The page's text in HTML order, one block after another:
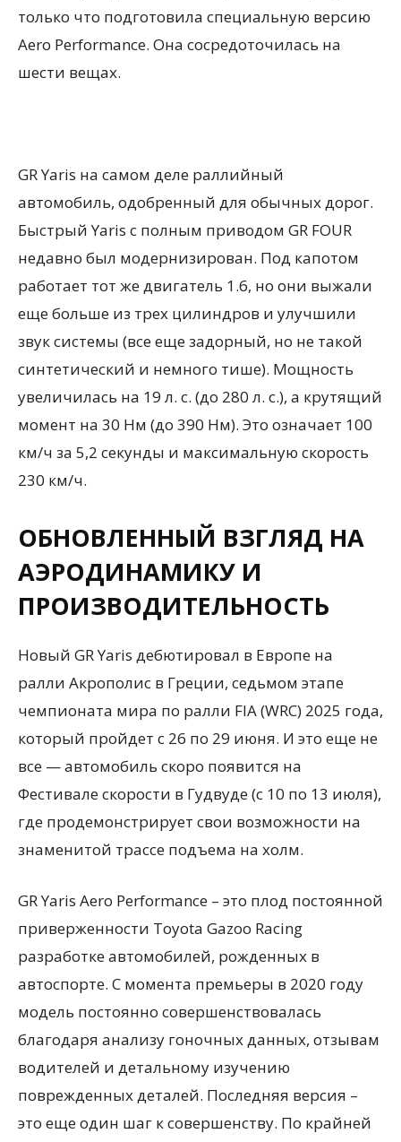
только что подготовила специальную версию
Aero Performance. Она сосредоточилась на
шести вещах.
GR Yaris на самом деле раллийный
автомобиль, одобренный для обычных дорог.
Быстрый Yaris с полным приводом GR FOUR
недавно был модернизирован. Под капотом
работает тот же двигатель 1.6, но они выжали
еще больше из трех цилиндров и улучшили
звук системы (все еще задорный, но не такой
синтетический и немного тише). Мощность
увеличилась на 19 л. с. (до 280 л. с.), а крутящий
момент на 30 Нм (до 390 Нм). Это означает 100
км/ч за 5,2 секунды и максимальную скорость
230 км/ч.
ОБНОВЛЕННЫЙ ВЗГЛЯД НА
АЭРОДИНАМИКУ И
ПРОИЗВОДИТЕЛЬНОСТЬ
Новый GR Yaris дебютировал в Европе на
ралли Акрополис в Греции, седьмом этапе
чемпионата мира по ралли FIA (WRC) 2025 года,
который пройдет с 26 по 29 июня. И это еще не
все — автомобиль скоро появится на
Фестивале скорости в Гудвуде (с 10 по 13 июля),
где продемонстрирует свои возможности на
знаменитой трассе подъема на холм.
GR Yaris Aero Performance – это плод постоянной
приверженности Toyota Gazoo Racing
разработке автомобилей, рожденных в
автоспорте. С момента премьеры в 2020 году
модель постоянно совершенствовалась
благодаря анализу гоночных данных, отзывам
водителей и детальному изучению
поврежденных деталей. Последняя версия –
это еще один шаг к совершенству. По крайней